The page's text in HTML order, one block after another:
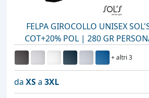
FELPA GIROCOLLO UNISEX
COT+20% POL | 280 GR
STAMPA O RICAMO
+ altri 3
da XSa 3XL